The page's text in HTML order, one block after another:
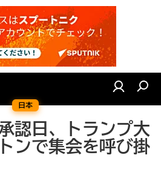
日本
認日、トランプ大
ンで集会を呼び掛